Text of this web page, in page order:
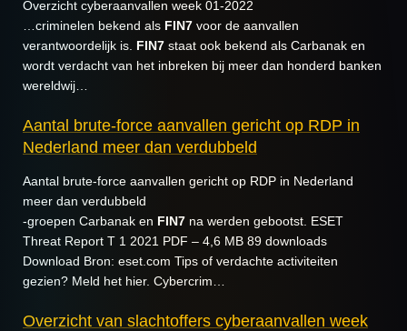
Overzicht cyberaanvallen week 01-2022
…criminelen bekend als FIN7 voor de aanvallen
verantwoordelijk is. FIN7 staat ook bekend als Carbanak en
wordt verdacht van het inbreken bij meer dan honderd banken
wereldwij…
Aantal brute-force aanvallen gericht op RDP in
Nederland meer dan verdubbeld
Aantal brute-force aanvallen gericht op RDP in Nederland
meer dan verdubbeld
-groepen Carbanak en FIN7 na werden gebootst. ESET
Threat Report T 1 2021 PDF – 4,6 MB 89 downloads
Download Bron: eset.com Tips of verdachte activiteiten
gezien? Meld het hier. Cybercrim…
Overzicht van slachtoffers cyberaanvallen week